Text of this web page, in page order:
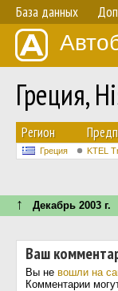
База данных
Греция,
Регион
Греция ΚΤΕL
↑ Декабрь 2003 г.
Ваш
Вы не вошли на
Комментарии